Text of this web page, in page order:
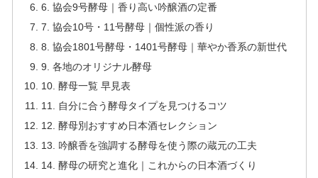
6. 協会9号酵母｜香り高い吟醸酒の定番
7. 協会10号・11号酵母｜個性派の香り
8. 協会1801号酵母・1401号酵母｜華やか香系の新世代
9. 各地のオリジナル酵母
10. 酵母一覧 早見表
11. 自分に合う酵母タイプを見つけるコツ
12. 酵母別おすすめ日本酒セレクション
13. 吟醸香を強調する酵母を使う際の蔵元の工夫
14. 酵母の研究と進化｜これからの日本酒づくり